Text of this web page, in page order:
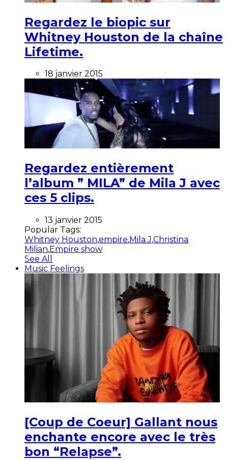
Regardez le biopic sur
Whitney Houston de la chaîne
Lifetime.
18 janvier 2015
Regardez entièrement
l’album ” MILA” de Mila J avec
ces 5 clips.
13 janvier 2015
Popular Tags:
Whitney Houston,empire,Mila J,Christina
Milian,Empire show
See All
Music Feelings
[Coup de Coeur] Gallant nous
enchante encore avec le très
bon “Relapse”.